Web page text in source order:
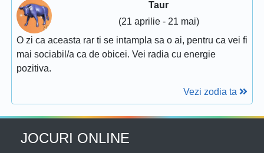
Taur
(21 aprilie - 21 mai)
O zi ca aceasta rar ti se intampla sa o ai, pentru ca vei fi
mai sociabil/a ca de obicei. Vei radia cu energie
pozitiva.
Vezi zodia ta
JOCURI ONLINE